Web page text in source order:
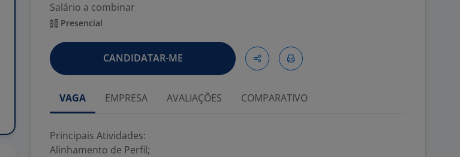
Salário a combinar
Presencial
CANDIDATAR-ME
VAGA EMPRESA AVALIAÇÕES COMPARATIVO
Principais Atividades:
Alinhamento de Perfil;